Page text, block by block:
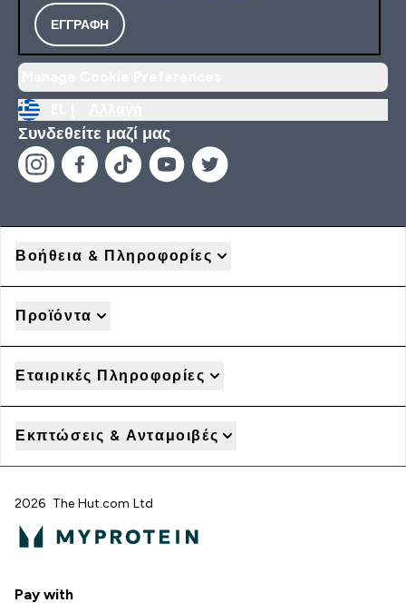
ΕΓΓΡΑΦΉ
Συνδεθείτε μαζί μας
Βοήθεια & Πληροφορίες
Προϊόντα
Εταιρικές Πληροφορίες
Εκπτώσεις & Ανταμοιβές
2026 The Hut.com Ltd
Pay with